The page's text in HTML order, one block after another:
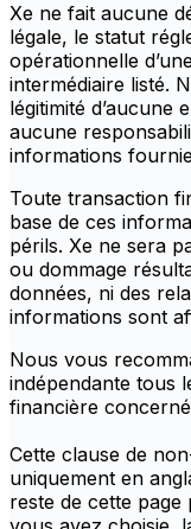
Xe ne fait aucune
légale, le statut
opérationnelle
intermédiaire listé.
légitimité d’aucune
aucune
informations
Toute transaction
base de ces
périls. Xe ne sera
ou dommage
données, ni des
informations sont
Nous vous
indépendante tous
financière
Cette clause de
uniquement en
reste de cette